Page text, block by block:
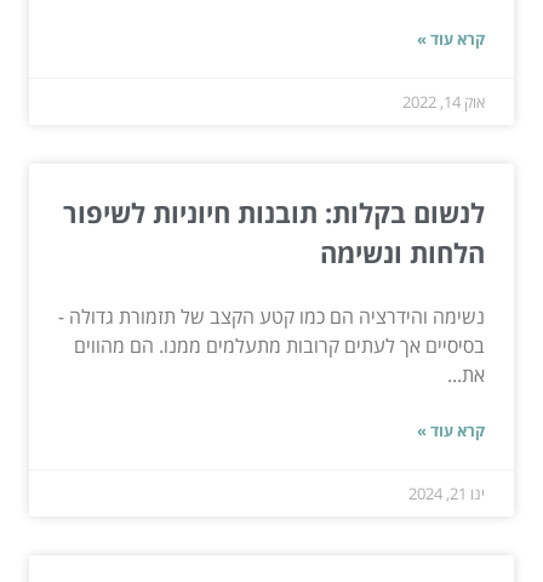
קרא עוד »
אוק 14, 2022
לנשום בקלות: תובנות חיוניות לשיפור
הלחות ונשימה
נשימה והידרציה הם כמו קטע הקצב של תזמורת גדולה -
בסיסיים אך לעתים קרובות מתעלמים ממנו. הם מהווים
את...
קרא עוד »
ינו 21, 2024